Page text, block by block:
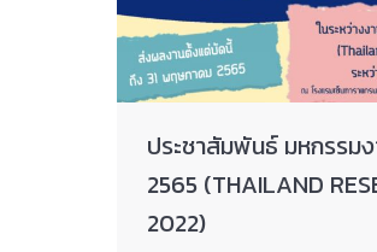
ประชาสัมพันธ์ มหกรรม
2565 (THAILAND
2022)